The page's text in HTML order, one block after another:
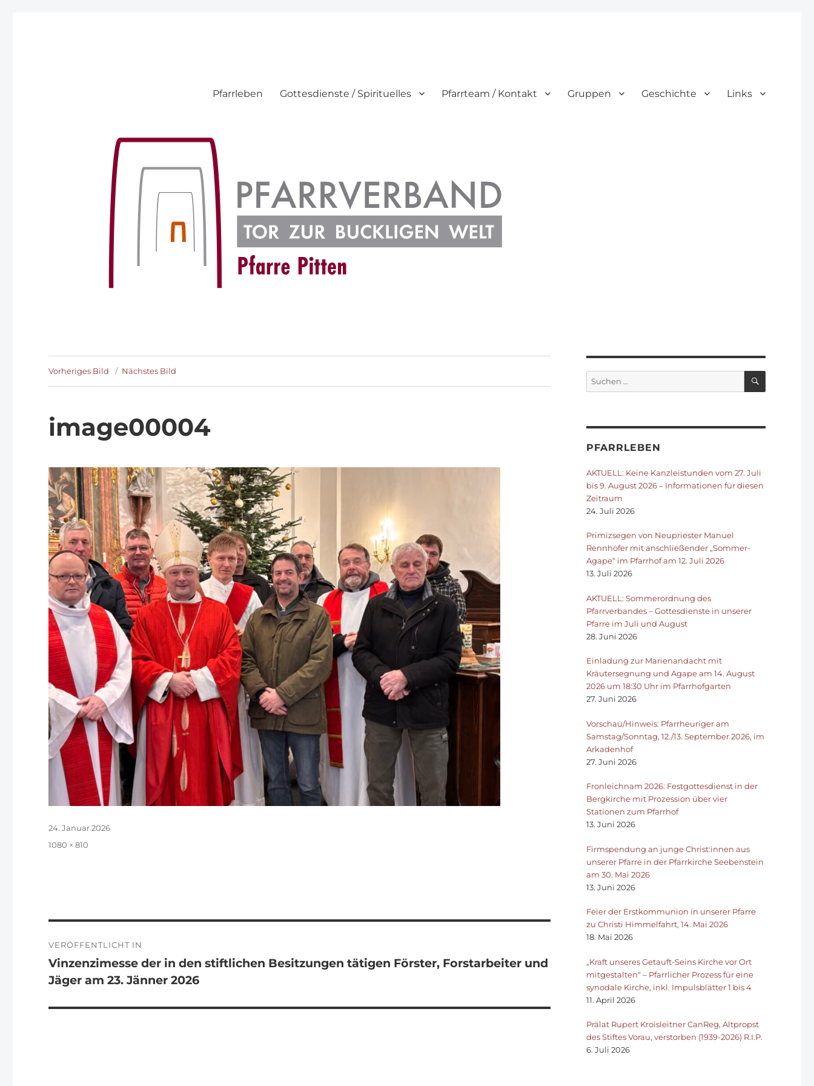
Pfarrleben Gottesdienste / Spirituelles Pfarrteam / Kontakt Gruppen Geschichte Links
Vorheriges Bild Nächstes Bild
image00004
Veröffentlicht
24. Januar 2026
Originalgröße
1080 × 810
VERÖFFENTLICHT IN
Vinzenzimesse der in den stiftlichen Besitzungen tätigen Förster, Forstarbeiter und
Jäger am 23. Jänner 2026
Suchen
SUCHEN
PFARRLEBEN
AKTUELL: Keine Kanzleistunden vom 27. Juli
bis 9. August 2026 – Informationen für diesen
Zeitraum
24. Juli 2026
Primizsegen von Neupriester Manuel
Rennhofer mit anschließender „Sommer-
Agape“ im Pfarrhof am 12. Juli 2026
13. Juli 2026
AKTUELL: Sommerordnung des
Pfarrverbandes – Gottesdienste in unserer
Pfarre im Juli und August
28. Juni 2026
Einladung zur Marienandacht mit
Kräutersegnung und Agape am 14. August
2026 um 18:30 Uhr im Pfarrhofgarten
27. Juni 2026
Vorschau/Hinweis: Pfarrheuriger am
Samstag/Sonntag, 12./13. September 2026, im
Arkadenhof
27. Juni 2026
Fronleichnam 2026: Festgottesdienst in der
Bergkirche mit Prozession über vier
Stationen zum Pfarrhof
13. Juni 2026
Firmspendung an junge Christ:innen aus
unserer Pfarre in der Pfarrkirche Seebenstein
am 30. Mai 2026
13. Juni 2026
Feier der Erstkommunion in unserer Pfarre
zu Christi Himmelfahrt, 14. Mai 2026
18. Mai 2026
„Kraft unseres Getauft-Seins Kirche vor Ort
mitgestalten“ – Pfarrlicher Prozess für eine
synodale Kirche, inkl. Impulsblätter 1 bis 4
11. April 2026
Prälat Rupert Kroisleitner CanReg, Altpropst
des Stiftes Vorau, verstorben (1939-2026) R.I.P.
6. Juli 2026